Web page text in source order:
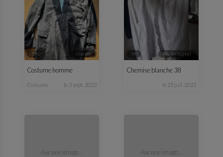
5XL homme
Costume homme
costume le 3 sept. 2023
M professionnel
Chemise blanche 38
- le 25 juil. 2023
Aucune image... Aucune image...